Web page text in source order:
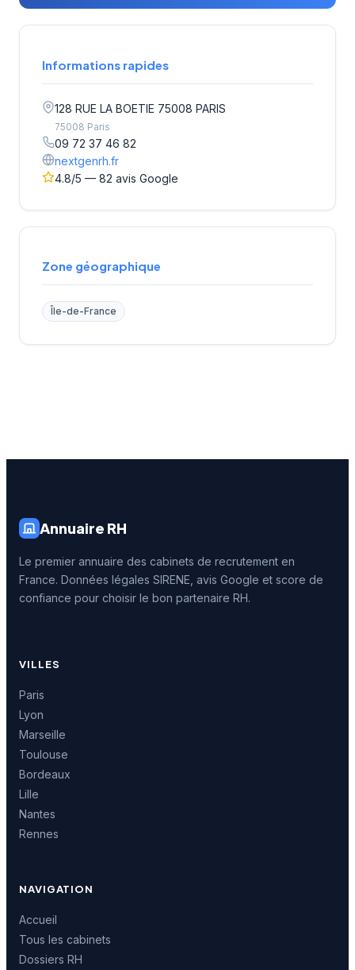
Informations rapides
128 RUE LA BOETIE 75008 PARIS
75008 Paris
09 72 37 46 82
nextgenrh.fr
4.8/5 — 82 avis Google
Zone géographique
Île-de-France
Annuaire RH
Le premier annuaire des cabinets de recrutement en
France. Données légales SIRENE, avis Google et score de
confiance pour choisir le bon partenaire RH.
VILLES
Paris
Lyon
Marseille
Toulouse
Bordeaux
Lille
Nantes
Rennes
NAVIGATION
Accueil
Tous les cabinets
Dossiers RH